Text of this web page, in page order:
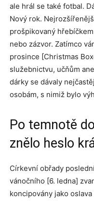
ale hrál se také fotbal.
Nový rok.
prošpikovaný
nebo zázvor. Zatímco
prosince [Christmas
služebnictvu, učňům
dárky se dávaly
osobám, s nimiž bylo
Po temnotě
znělo heslo
Církevní obřady
vánočního [6. ledna]
koncipovány jako